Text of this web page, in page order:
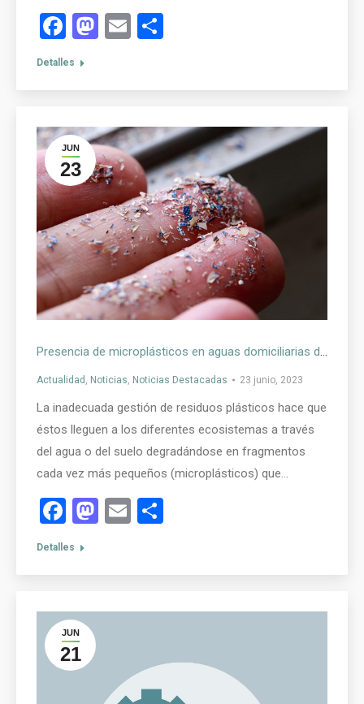
Facebook
Mastodon
Email
Detalles
JUN
23
Presencia de microplásticos en aguas domiciliarias de España
Actualidad , Noticias, Noticias Destacadas 23 junio, 2023
La inadecuada gestión de residuos plásticos hace que
éstos lleguen a los diferentes ecosistemas a través
del agua o del suelo degradándose en fragmentos
cada vez más pequeños (microplásticos) que…
Facebook
Mastodon
Email
Detalles
JUN
21